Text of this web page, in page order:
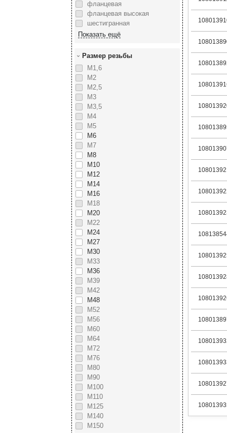
фланцевая
фланцевая высокая
шестигранная
Размер резьбы
М1,6
М2
М2,5
М3
М3,5
М4
М5
М6
М7
М8
М10
М12
М14
М16
М18
М20
М22
М24
М27
М30
М33
М36
М39
М42
М48
М52
М56
М60
М64
М72
М76
М80
М90
М100
М110
М125
М140
М150